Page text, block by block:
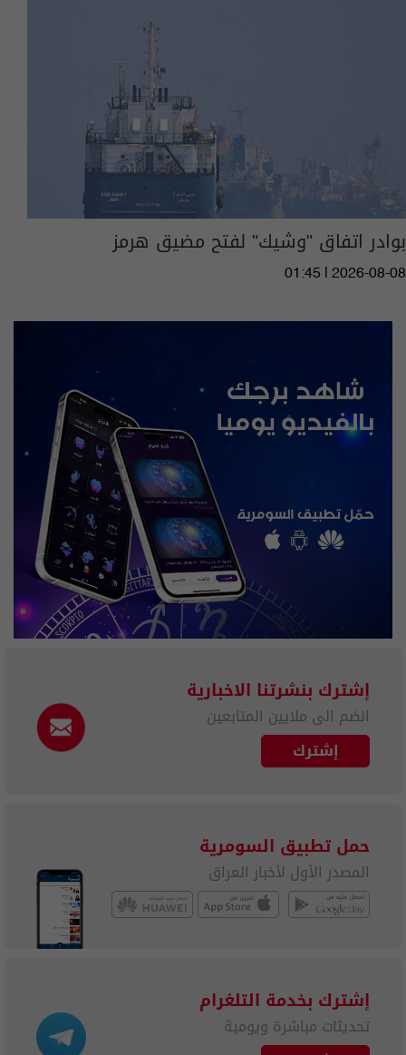
بوادر اتفاق "وشيك" لفتح مضيق هرمز
01:45 | 2026-08-08
إشترك بنشرتنا الاخبارية
انضم الى ملايين المتابعين
إشترك
حمل تطبيق السومرية
المصدر الأول لأخبار العراق
إشترك بخدمة التلغرام
تحديثات مباشرة ويومية